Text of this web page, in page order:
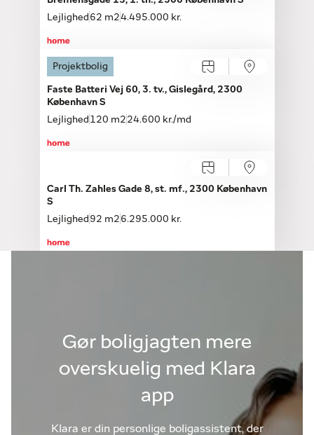
Lejlighed 62 m24.495.000 kr.
Projektbolig
Faste Batteri Vej 60, 3. tv., Gislegård, 2300
København S
Lejlighed 120 m2 24.600 kr./md
Søndag 09.08, kl. 13.00-13.20
Carl Th. Zahles Gade 8, st. mf., 2300 København
S
Lejlighed 92 m2 6.295.000 kr.
Gør boligjagten mere
overskuelig med Klara
app
Klara er din personlige boligassistent, der